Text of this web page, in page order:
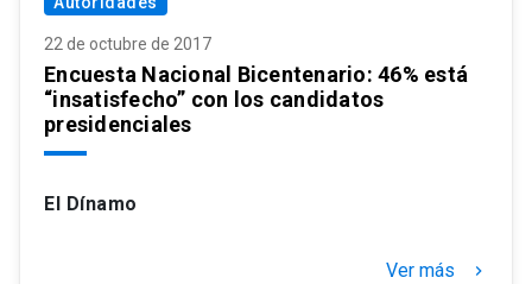
22 de octubre de 2017
Encuesta Nacional Bicentenario: 46% está
“insatisfecho” con los candidatos
presidenciales
El Dínamo
Ver más keyboard_arrow_right